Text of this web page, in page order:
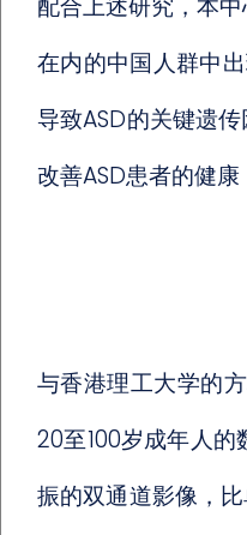
配合上述研究，本
在内的中国人群中
导致ASD的关键遗
改善ASD患者的健康
与香港理工大学的
20至100岁成年人
振的双通道影像，